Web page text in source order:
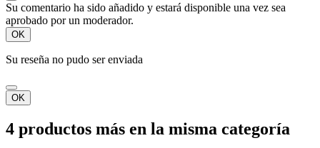
Su comentario ha sido añadido y estará disponible una vez sea
aprobado por un moderador.
OK
Su reseña no pudo ser enviada
OK
4 productos más en la misma categoría